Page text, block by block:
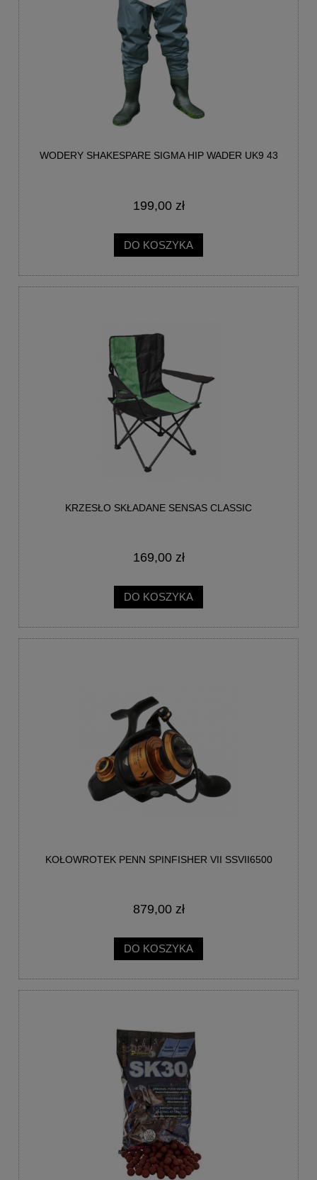
WODERY SHAKESPARE SIGMA HIP WADER UK9 43
199,00 zł
DO KOSZYKA
KRZESŁO SKŁADANE SENSAS CLASSIC
169,00 zł
DO KOSZYKA
KOŁOWROTEK PENN SPINFISHER VII SSVII6500
879,00 zł
DO KOSZYKA